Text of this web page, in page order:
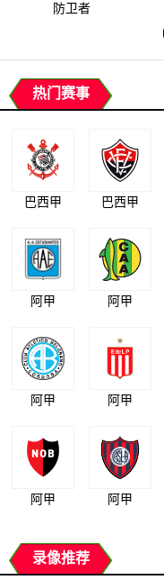
防卫者
热门赛事
巴西甲 巴西甲
阿甲 阿甲
阿甲 阿甲
阿甲 阿甲
录像推荐